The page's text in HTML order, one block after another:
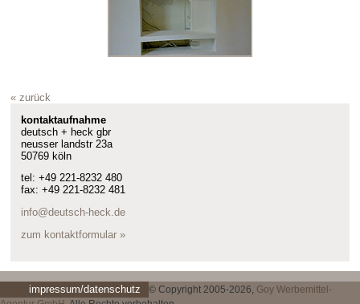
« zurück
kontaktaufnahme
deutsch + heck gbr
neusser landstr 23a
50769 köln
tel: +49 221-8232 480
fax: +49 221-8232 481
info@deutsch-heck.de
zum kontaktformular »
impressum/datenschutz © Copyright 2005-2026,
Goy Werbemittel-